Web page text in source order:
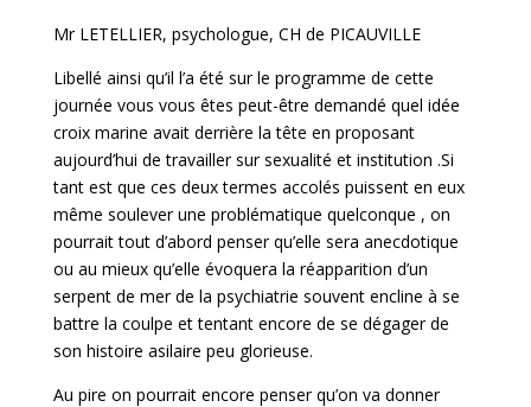
Mr LETELLIER, psychologue, CH de PICAUVILLE
Libellé ainsi qu’il l’a été sur le programme de cette
journée vous vous êtes peut-être demandé quel idée
croix marine avait derrière la tête en proposant
aujourd’hui de travailler sur sexualité et institution .Si
tant est que ces deux termes accolés puissent en eux
même soulever une problématique quelconque , on
pourrait tout d’abord penser qu’elle sera anecdotique
ou au mieux qu’elle évoquera la réapparition d’un
serpent de mer de la psychiatrie souvent encline à se
battre la coulpe et tentant encore de se dégager de
son histoire asilaire peu glorieuse.
Au pire on pourrait encore penser qu’on va donner